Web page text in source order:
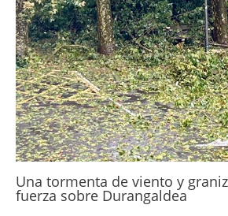
Una tormenta de viento y
fuerza sobre Durangaldea